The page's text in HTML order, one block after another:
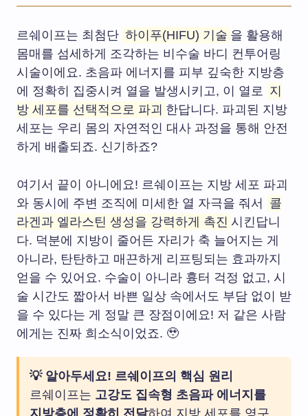
르쉐이프는 최첨단 하이푸(HIFU) 기술 을 활용해
몸매를 섬세하게 조각하는 비수술 바디 컨투어링
시술이에요. 초음파 에너지를 피부 깊숙한 지방층
에 정확히 집중시켜 열을 발생시키고, 이 열로
지
방 세포를 선택적으로 파괴 한답니다. 파괴된 지방
세포는 우리 몸의 자연적인 대사 과정을 통해 안전
하게 배출되죠. 신기하죠?
여기서 끝이 아니에요! 르쉐이프는 지방 세포 파괴
와 동시에 주변 조직에 미세한 열 자극을 줘서
콜
라겐과 엘라스틴 생성을 강력하게 촉진 시킨답니
다. 덕분에 지방이 줄어든 자리가 축 늘어지는 게
아니라, 탄탄하고 매끈하게 리프팅되는 효과까지
얻을 수 있어요. 수술이 아니라 흉터 걱정 없고, 시
술 시간도 짧아서 바쁜 일상 속에서도 부담 없이 받
을 수 있다는 게 정말 큰 장점이에요! 저 같은 사람
에게는 진짜 희소식이었죠. 🥹
💡 알아두세요! 르쉐이프의 핵심 원리
르쉐이프는 고강도 집속형 초음파 에너지를
지방층에 정확히 전달하여 지방 세포를 영구